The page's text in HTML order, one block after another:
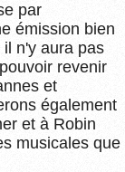
par
émission bien
n'y aura pas
revenir
et
également
et à Robin
musicales que